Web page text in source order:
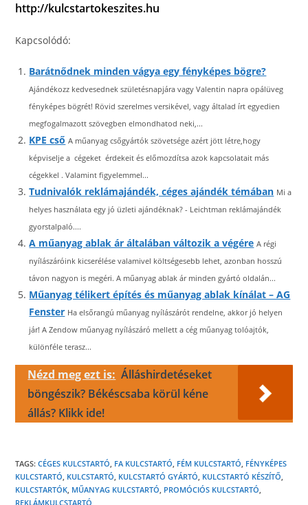
http://kulcstartokeszites.hu
Kapcsolódó:
Barátnődnek minden vágya egy fényképes bögre?
Ajándékozz kedvesednek születésnapjára vagy Valentin napra opálüveg
fényképes bögrét! Rövid szerelmes versikével, vagy általad írt egyedien
megfogalmazott szövegben elmondhatod neki,...
KPE cső A műanyag csőgyártók szövetsége azért jött létre,hogy
képviselje a cégeket érdekeit és előmozdítsa azok kapcsolatait más
cégekkel . Valamint figyelemmel...
Tudnivalók reklámajándék, céges ajándék témában Mi a
helyes használata egy jó üzleti ajándéknak? - Leichtman reklámajándék
gyorstalpaló....
A műanyag ablak ár általában változik a végére A régi
nyílászáróink kicserélése valamivel költségesebb lehet, azonban hosszú
távon nagyon is megéri. A műanyag ablak ár minden gyártó oldalán...
Műanyag télikert építés és műanyag ablak kínálat – AG
Fenster Ha elsőrangú műanyag nyílászárót rendelne, akkor jó helyen
jár! A Zendow műanyag nyílászáró mellett a cég műanyag tolóajtók,
különféle terasz...
Nézd meg ezt is: Álláshirdetéseket
böngészik? Békéscsaba körül kéne
állás? Klikk ide!
TAGS:CÉGES KULCSTARTÓ, FA KULCSTARTÓ, FÉM KULCSTARTÓ, FÉNYKÉPES
KULCSTARTÓ, KULCSTARTÓ, KULCSTARTÓ GYÁRTÓ, KULCSTARTÓ KÉSZÍTŐ,
KULCSTARTÓK, MŰANYAG KULCSTARTÓ, PROMÓCIÓS KULCSTARTÓ,
REKLÁMKULCSTARTÓ